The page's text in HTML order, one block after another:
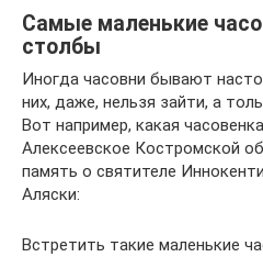
Самые маленькие
столбы
Иногда часовни бывают
них, даже, нельзя зайти, а
Вот например, какая
Алексеевское Костромской
память о святителе
Аляски:
Встретить такие маленькие